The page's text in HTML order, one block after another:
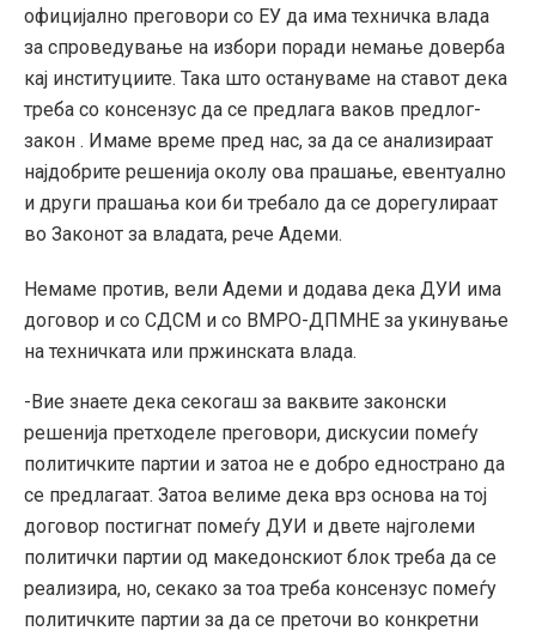
официјално преговори со ЕУ да има техничка влада
за спроведување на избори поради немање доверба
кај институциите. Така што остануваме на ставот дека
треба со консензус да се предлага ваков предлог-
закон . Имаме време пред нас, за да се анализираат
најдобрите решенија околу ова прашање, евентуално
и други прашања кои би требало да се дорегулираат
во Законот за владата, рече Адеми.
Немаме против, вели Адеми и додава дека ДУИ има
договор и со СДСМ и со ВМРО-ДПМНЕ за укинување
на техничката или пржинската влада.
-Вие знаете дека секогаш за ваквите законски
решенија претходеле преговори, дискусии помеѓу
политичките партии и затоа не е добро еднострано да
се предлагаат. Затоа велиме дека врз основа на тој
договор постигнат помеѓу ДУИ и двете најголеми
политички партии од македонскиот блок треба да се
реализира, но, секако за тоа треба консензус помеѓу
политичките партии за да се преточи во конкретни